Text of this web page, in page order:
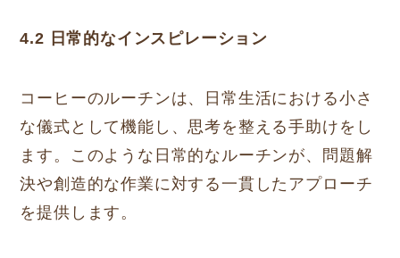
4.2 日常的なインスピレーション
コーヒーのルーチンは、日常生活における小さ
な儀式として機能し、思考を整える手助けをし
ます。このような日常的なルーチンが、問題解
決や創造的な作業に対する一貫したアプローチ
を提供します。